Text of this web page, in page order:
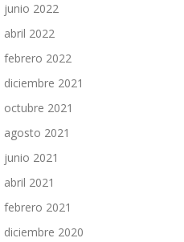
junio 2022
abril 2022
febrero 2022
diciembre 2021
octubre 2021
agosto 2021
junio 2021
abril 2021
febrero 2021
diciembre 2020